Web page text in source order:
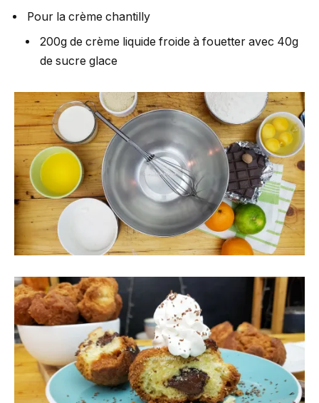
Pour la crème chantilly
200g de crème liquide froide à fouetter avec 40g
de sucre glace